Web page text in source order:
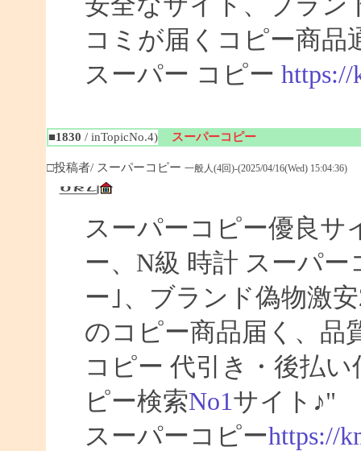
コミが届くコピー商品
スーパー コピー https://
■1830 / inTopicNo.4) スーパーコピー
□投稿者/ スーパーコピー 一般人(4回)-(2025/04/16(Wed) 15:04:36)
スーパーコピー優良サ
ー、N級 時計 スーパ
ー｣、ブランド偽物激
のコピー商品届く、品
コピー 代引き・後払
ピー検索No1サイト♪"
スーパーコピーhttps://